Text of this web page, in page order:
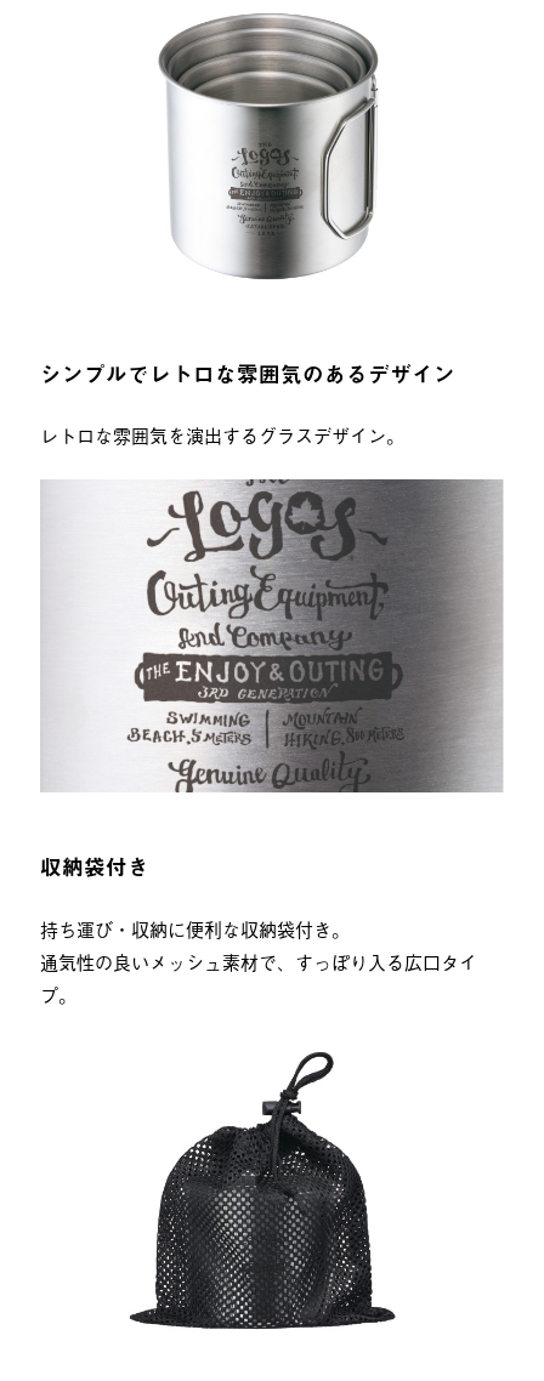
シンプルでレトロな雰囲気のあるデザイン
レトロな雰囲気を演出するグラスデザイン。
収納袋付き
持ち運び・収納に便利な収納袋付き。
通気性の良いメッシュ素材で、すっぽり入る広口タイ
プ。